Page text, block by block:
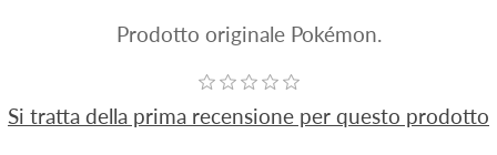
Prodotto originale Pokémon.
Si tratta della prima recensione per questo prodotto